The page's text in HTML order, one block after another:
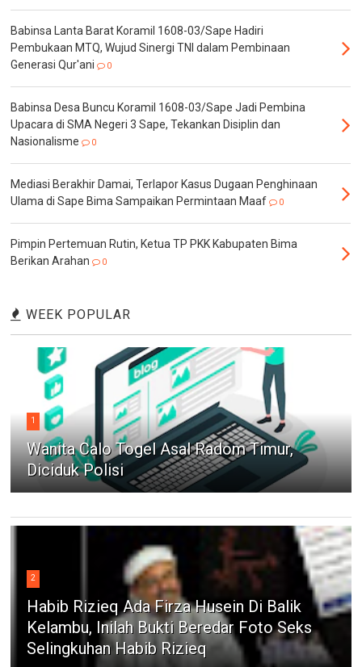
Babinsa Lanta Barat Koramil 1608-03/Sape Hadiri
Pembukaan MTQ, Wujud Sinergi TNI dalam Pembinaan
Generasi Qur'ani
0
Babinsa Desa Buncu Koramil 1608-03/Sape Jadi Pembina
Upacara di SMA Negeri 3 Sape, Tekankan Disiplin dan
Nasionalisme
0
Mediasi Berakhir Damai, Terlapor Kasus Dugaan Penghinaan
Ulama di Sape Bima Sampaikan Permintaan Maaf
0
Pimpin Pertemuan Rutin, Ketua TP PKK Kabupaten Bima
Berikan Arahan
0
WEEK POPULAR
1
Wanita Calo Togel Asal Radom Timur,
Diciduk Polisi
2
Habib Rizieq Ada Firza Husein Di Balik
Kelambu, Inilah Bukti Beredar Foto Seks
Selingkuhan Habib Rizieq